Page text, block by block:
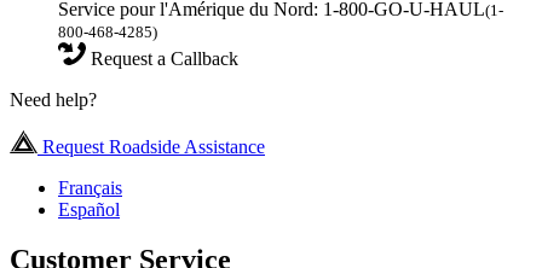
Service pour l'Amérique du Nord: 1-800-GO-U-HAUL(1-
800-468-4285)
Request a Callback
Need help?
Request Roadside Assistance
Français
Español
Customer Service